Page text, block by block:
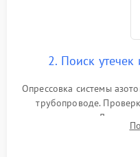
2. Поиск утечек
Опрессовка системы
трубопроводе.
течеискателем.
продувка капиллярной